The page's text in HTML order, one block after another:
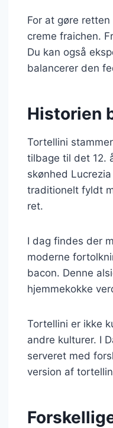
For at gøre
creme fraichen.
Du kan også
balancerer den
Historien
Tortellini
tilbage til det 12.
skønhed
traditionelt fyldt
ret.
I dag findes der
moderne
bacon. Denne
hjemmekokke
Tortellini er ikke
andre kulturer. I
serveret med
version af